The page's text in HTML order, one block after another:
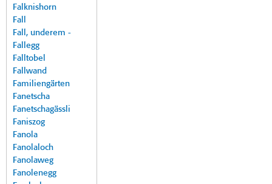
Falknishorn
Fall
Fall, underem -
Fallegg
Falltobel
Fallwand
Familiengärten
Fanetscha
Fanetschagässli
Faniszog
Fanola
Fanolaloch
Fanolaweg
Fanolenegg